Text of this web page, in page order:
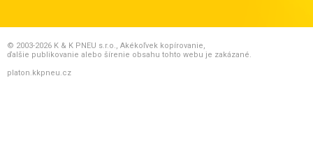
© 2003-2026 K & K PNEU s.r.o., Akékoľvek kopírovanie,
ďalšie publikovanie alebo šírenie obsahu tohto webu je zakázané.
platon.kkpneu.cz